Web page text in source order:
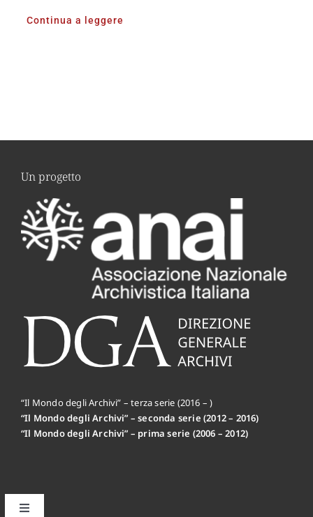
Continua a leggere
Un progetto
“Il Mondo degli Archivi” – terza serie (2016 – )
“Il Mondo degli Archivi” – seconda serie (2012 – 2016)
“Il Mondo degli Archivi” – prima serie (2006 – 2012)